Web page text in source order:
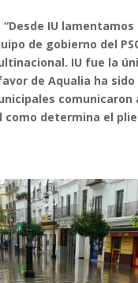
“Desde IU
de gobierno del
IU fue la
de Aqualia ha sido
como determina el